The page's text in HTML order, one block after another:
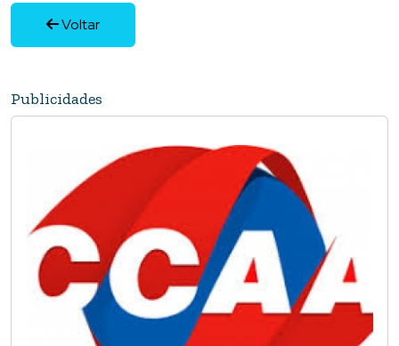
Voltar
Publicidades